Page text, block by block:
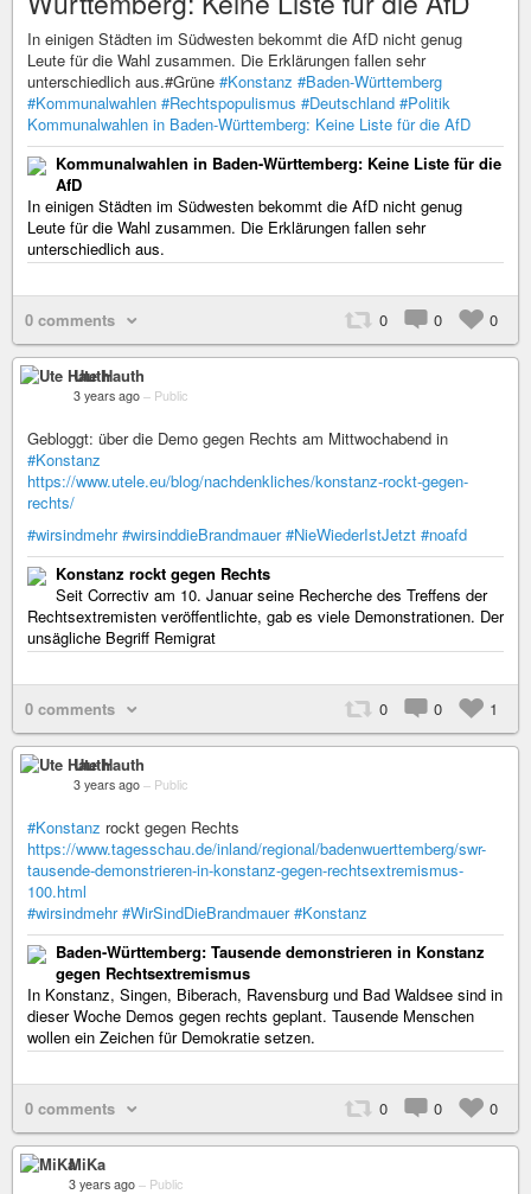
In einigen Städten im Südwesten bekommt die AfD nicht genug
Leute für die Wahl zusammen. Die Erklärungen fallen sehr
unterschiedlich aus.#Grüne #Konstanz #Baden-Württemberg
#Kommunalwahlen #Rechtspopulismus #Deutschland #Politik
Kommunalwahlen in Baden-Württemberg: Keine Liste für die AfD
Kommunalwahlen in Baden-Württemberg: Keine Liste für die
AfD
In einigen Städten im Südwesten bekommt die AfD nicht genug
Leute für die Wahl zusammen. Die Erklärungen fallen sehr
unterschiedlich aus.
0 comments 0 0 0
Ute Hauth
3 years ago – Public
Gebloggt: über die Demo gegen Rechts am Mittwochabend in
#Konstanz
https://www.utele.eu/blog/nachdenkliches/konstanz-rockt-gegen-
rechts/
#wirsindmehr #wirsinddieBrandmauer #NieWiederIstJetzt #noafd
Konstanz rockt gegen Rechts
Seit Correctiv am 10. Januar seine Recherche des Treffens der
Rechtsextremisten veröffentlichte, gab es viele Demonstrationen. Der
unsägliche Begriff Remigrat
0 comments 0 0 1
Ute Hauth
3 years ago – Public
#Konstanz rockt gegen Rechts
https://www.tagesschau.de/inland/regional/badenwuerttemberg/swr-
tausende-demonstrieren-in-konstanz-gegen-rechtsextremismus-
100.html
#wirsindmehr #WirSindDieBrandmauer #Konstanz
Baden-Württemberg: Tausende demonstrieren in Konstanz
gegen Rechtsextremismus
In Konstanz, Singen, Biberach, Ravensburg und Bad Waldsee sind in
dieser Woche Demos gegen rechts geplant. Tausende Menschen
wollen ein Zeichen für Demokratie setzen.
0 comments 0 0 0
MiKa
3 years ago – Public